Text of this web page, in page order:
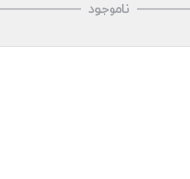
ناموجود